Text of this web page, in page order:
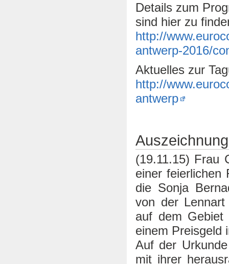
Details zum
sind hier zu
http://
antwerp-2016/
Aktuelles zur
http://
antwerp
(19.11.15) Frau
einer feierlichen
die Sonja
von der Lennart
auf dem Gebiet
einem Preisgeld
Auf der
mit ihrer